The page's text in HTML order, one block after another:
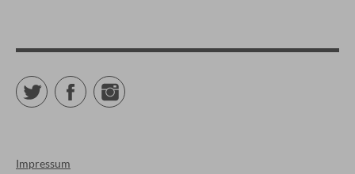
Twitter FacebookInstagram
Impressum